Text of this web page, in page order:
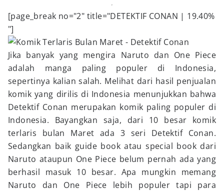
[page_break no="2" title="DETEKTIF CONAN | 19.40%
"]
Jika banyak yang mengira Naruto dan One Piece
adalah manga paling populer di Indonesia,
sepertinya kalian salah. Melihat dari hasil penjualan
komik yang dirilis di Indonesia menunjukkan bahwa
Detektif Conan merupakan komik paling populer di
Indonesia. Bayangkan saja, dari 10 besar komik
terlaris bulan Maret ada 3 seri Detektif Conan.
Sedangkan baik guide book atau special book dari
Naruto ataupun One Piece belum pernah ada yang
berhasil masuk 10 besar. Apa mungkin memang
Naruto dan One Piece lebih populer tapi para